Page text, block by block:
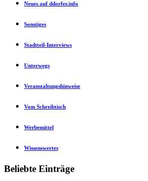
Neues auf ddorfer.info
Sonstiges
Stadtteil-Interviews
Unterwegs
Veranstaltungshinweise
Vom Schreibtisch
Werbemittel
Wissenswertes
Beliebte Einträge